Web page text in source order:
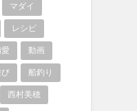
マダイ
レシピ
動画
船釣り
西村美穂